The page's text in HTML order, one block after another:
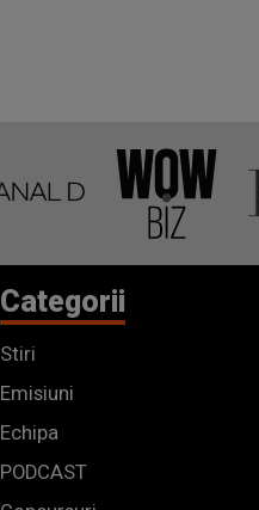
Categorii
Stiri
Emisiuni
Echipa
PODCAST